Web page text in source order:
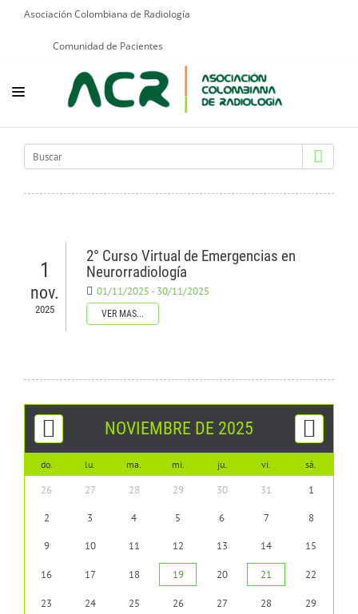
Asociación Colombiana de Radiología
Comunidad de Pacientes
NOSOTROS
PROGRAMAS POR PATOLOGÍAS
JURÍDICO
GRUPOS CIENTÍFICOS
1
nov.
2025
2° Curso Virtual de Emergencias en
Neurorradiología
01/11/2025 - 30/11/2025
VER MAS...
NOVIEMBRE DE 2025
do. lu. ma. mi. ju. vi. sá.
26 27 28 29 30 31 1
2 3 4 5 6 7 8
9 10 11 12 13 14 15
16 17 18 19 20 21 22
23 24 25 26 27 28 29